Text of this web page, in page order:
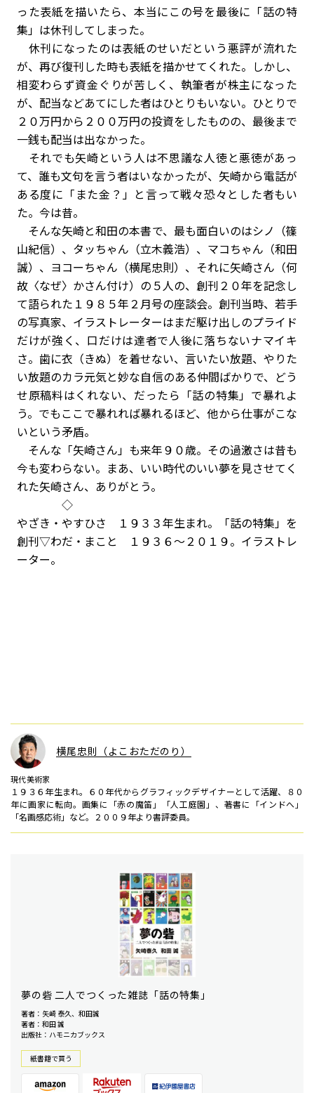
った表紙を描いたら、本当にこの号を最後に「話の特
集」は休刊してしまった。
休刊になったのは表紙のせいだという悪評が流れた
が、再び復刊した時も表紙を描かせてくれた。しかし、
相変わらず資金ぐりが苦しく、執筆者が株主になった
が、配当などあてにした者はひとりもいない。ひとりで
２０万円から２００万円の投資をしたものの、最後まで
一銭も配当は出なかった。
それでも矢崎という人は不思議な人徳と悪徳があっ
て、誰も文句を言う者はいなかったが、矢崎から電話が
ある度に「また金？」と言って戦々恐々とした者もい
た。今は昔。
そんな矢崎と和田の本書で、最も面白いのはシノ（篠
山紀信）、タッちゃん（立木義浩）、マコちゃん（和田
誠）、ヨコーちゃん（横尾忠則）、それに矢崎さん（何
故〈なぜ〉かさん付け）の５人の、創刊２０年を記念し
て語られた１９８５年２月号の座談会。創刊当時、若手
の写真家、イラストレーターはまだ駆け出しのプライド
だけが強く、口だけは達者で人後に落ちないナマイキ
さ。歯に衣（きぬ）を着せない、言いたい放題、やりた
い放題のカラ元気と妙な自信のある仲間ばかりで、どう
せ原稿料はくれない、だったら「話の特集」で暴れよ
う。でもここで暴れれば暴れるほど、他から仕事がこな
いという矛盾。
そんな「矢崎さん」も来年９０歳。その過激さは昔も
今も変わらない。まあ、いい時代のいい夢を見させてく
れた矢崎さん、ありがとう。
◇
やざき・やすひさ １９３３年生まれ。「話の特集」を
創刊▽わだ・まこと １９３６～２０１９。イラストレ
ーター。
横尾忠則（よこおただのり）
現代美術家
１９３６年生まれ。６０年代からグラフィックデザイナーとして活躍、８０
年に画家に転向。画集に「赤の魔笛」「人工庭園」、著書に「インドへ」
「名画感応術」など。２００９年より書評委員。
夢の砦 二人でつくった雑誌「話の特集」
著者：矢崎 泰久、和田誠
著者：和田 誠
出版社：ハモニカブックス
紙書籍で買う